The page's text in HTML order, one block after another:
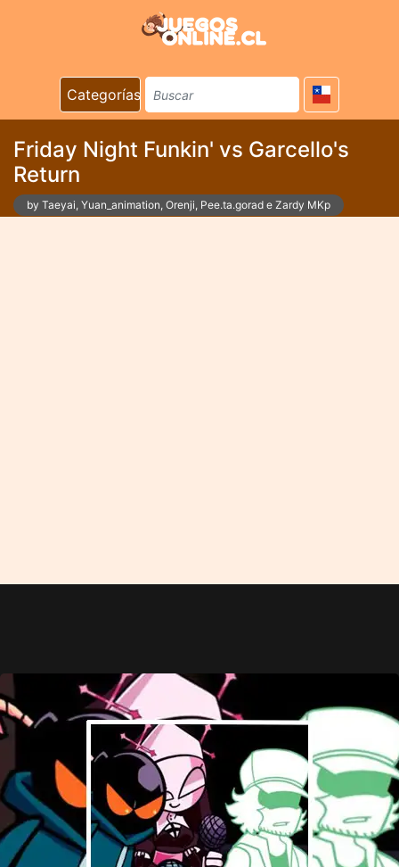
Categorías
Friday Night Funkin' vs Garcello's
Return
by Taeyai, Yuan_animation, Orenji, Pee.ta.gorad e Zardy MKp